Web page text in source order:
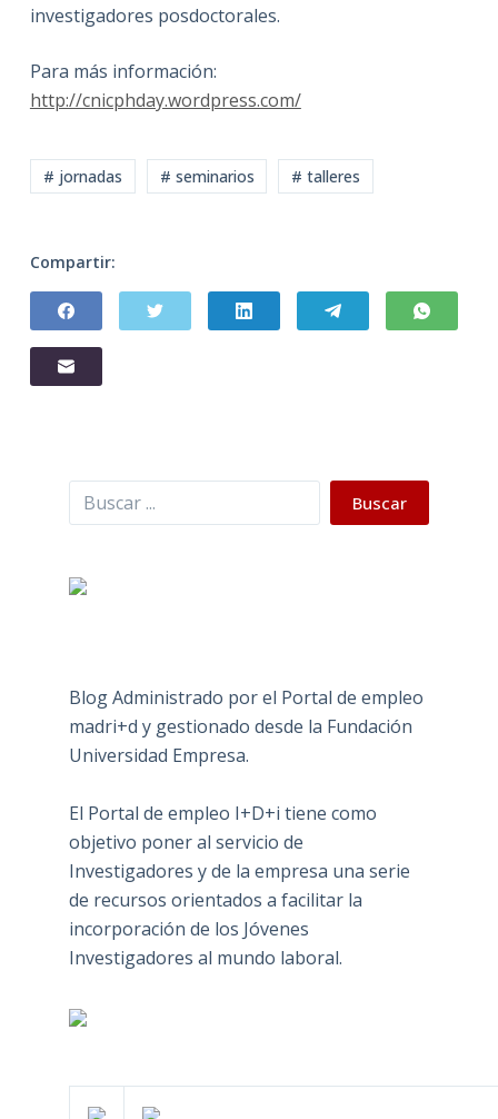
investigadores posdoctorales.
Para más información:
http://cnicphday.wordpress.com/
# jornadas # seminarios # talleres
Compartir:
Buscar Buscar
Blog Administrado por el Portal de empleo
madri+d y gestionado desde la Fundación
Universidad Empresa.
El Portal de empleo I+D+i tiene como
objetivo poner al servicio de
Investigadores y de la empresa una serie
de recursos orientados a facilitar la
incorporación de los Jóvenes
Investigadores al mundo laboral.